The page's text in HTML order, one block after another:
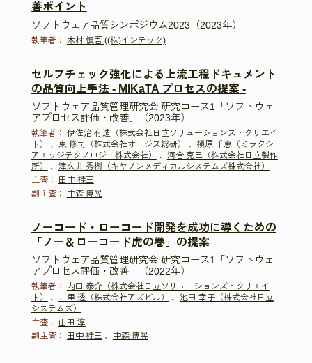
善ポイント
ソフトウェア品質シンポジウム2023（2023年）
執筆者： 木村 慎吾 ((株)インテック)
セルフチェック強化による上流工程ドキュメント
の品質向上手法 - MIKaTA プロセスの提案 -
ソフトウェア品質管理研究会 研究コース1「ソフトウェ
アプロセス評価・改善」（2023年）
執筆者： 伊佐治 有造（株式会社日立ソリューションズ・クリエイ
ト）
、 東 修司（株式会社オージス総研） 、 槇原 千恵（ミラクシ
アエッジテクノロジー株式会社）
、 河合 克己（株式会社日立製作
所）
、 津久井 秀樹（キヤノンメディカルシステムズ株式会社）
主査：
田中 桂三
副主査：
中森 博晃
ノーコード・ローコード開発を成功に導くための
「ノー＆ローコード虎の巻」の提案
ソフトウェア品質管理研究会 研究コース1「ソフトウェ
アプロセス評価・改善」（2022年）
執筆者：
内田 泰介（株式会社日立ソリューションズ・クリエイ
ト）
、 古里 透（株式会社アズビル） 、 池田 幸子（株式会社日立
システムズ）
主査：
山田 淳
副主査：
田中 桂三 、 中森 博晃